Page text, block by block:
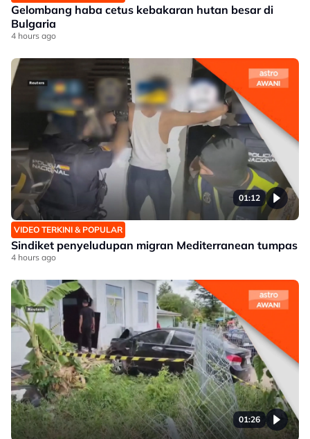
Gelombang haba cetus kebakaran hutan besar di
Bulgaria
4 hours ago
01:12
VIDEO TERKINI & POPULAR
Sindiket penyeludupan migran Mediterranean tumpas
4 hours ago
01:26